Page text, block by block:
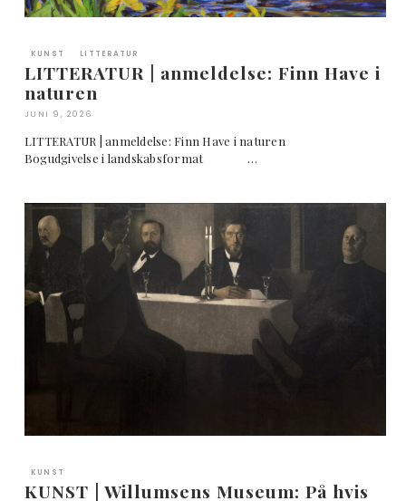
KUNST LITTERATUR
LITTERATUR | anmeldelse: Finn Have i
naturen
JUNI 9, 2026
LITTERATUR | anmeldelse: Finn Have i naturen
Bogudgivelse i landskabsformat …
KUNST
KUNST | Willumsens Museum: På hvis